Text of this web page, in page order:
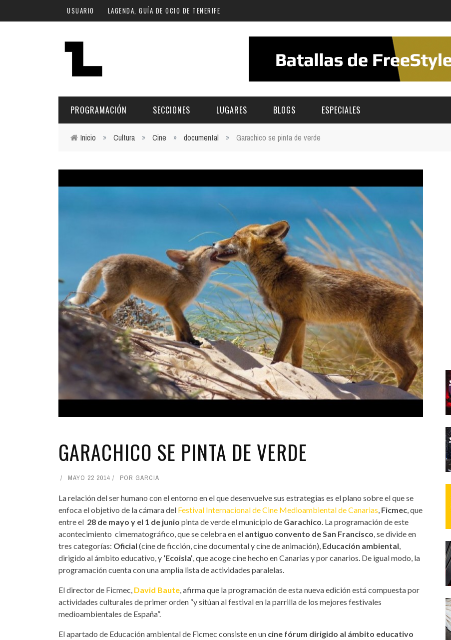
Pasar al contenido principal
USUARIO LAGENDA, GUÍA DE OCIO DE TENERIFE
PROGRAMACIÓN
Hoy
Norte
Sur
Santa Cruz | La Laguna
Islas
Cultura
Deporte y Naturaleza
Gastro
Infantil
Música
Escénicas
SECCIONES LUGARES
NOCHE
LOCALES CON ACTUACIONES
COMERCIO
GASTRO
FORMATIVO
BLOGS ESPECIALES
TENERIFE PHE FESTIVAL 2026
XXVII VERANO DE CUENTO
Inicio » Cultura » Cine » documental » Garachico se pinta de verde
GARACHICO SE PINTA DE VERDE
MAYO 22 2014 POR GARCIA
La relación del ser humano con el entorno en el que desenvuelve sus estrategias es el plano sobre el que se
enfoca el objetivo de la cámara del Festival Internacional de Cine Medioambiental de Canarias Ficmec , que
entre el 28 de mayo y el 1 de junio pinta de verde el municipio de Garachico . La programación de este
acontecimiento cimematográfico, que se celebra en el antiguo convento de San Francisco , se divide en
tres categorías: Oficial (cine de ficción, cine documental y cine de animación), Educación ambiental
dirigido al ámbito educativo, y ‘Ecoisla’ , que acoge cine hecho en Canarias y por canarios. De igual modo, la
programación cuenta con una amplia lista de actividades paralelas.
El director de Ficmec, David Baute , afirma que la programación de esta nueva edición está compuesta por
actividades culturales de primer orden “y sitúan al festival en la parrilla de los mejores festivales
medioambientales de España”.
El apartado de Educación ambiental de Ficmec consiste en un cine fórum dirigido al ámbito educativo